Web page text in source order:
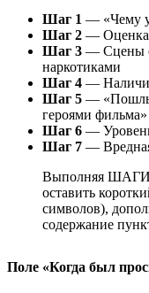
Шаг 1 — «Чему
Шаг 2 — Оценка
Шаг 3 — Сцены с
наркотиками
Шаг 4 —
Шаг 5 —
героями фильма»
Шаг 6 —
Шаг 7 —
Выполняя ШАГИ
оставить
символов),
содержание
Поле «Когда был